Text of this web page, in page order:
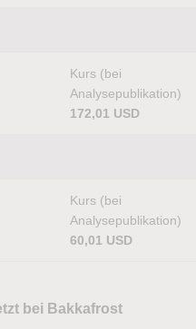
Kurs (bei
Analysepublikation)
172,01 USD
Kurs (bei
Analysepublikation)
60,01 USD
bei Bakkafrost